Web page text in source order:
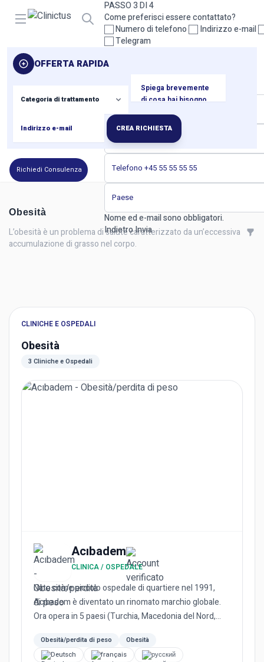
Open menu
PASSO 3 DI 4
Come preferisci essere contattato?
Numero di telefono
Indirizzo e-mail
Telegram
Indietro
I tuoi dati di contatto
Nome ed e-mail sono obbligatori.
IndietroInvia
OFFERTA RAPIDA
CREA RICHIESTA
Richiedi Consulenza
Obesità
L’obesità è un problema di salute caratterizzato da un’eccessiva
accumulazione di grasso nel corpo.
CLINICHE E OSPEDALI
Obesità
3 Cliniche e Ospedali
Acıbadem
CLINICA / OSPEDALE
Nato come piccolo ospedale di quartiere nel 1991,
Acıbadem è diventato un rinomato marchio globale.
Ora opera in 5 paesi (Turchia, Macedonia del Nord,
Obesità/perdita di peso
Obesità
Deutsch
français
русский